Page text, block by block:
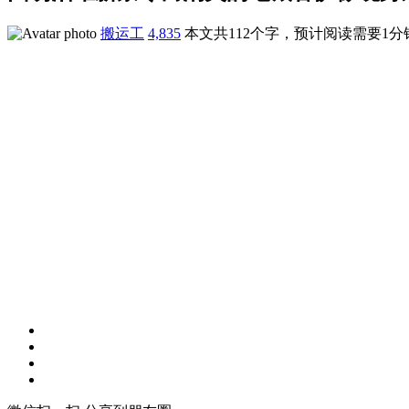
搬运工 4,835 本文共112个字，预计阅读需要1分